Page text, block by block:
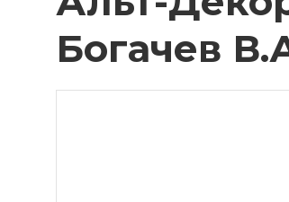
Богачев